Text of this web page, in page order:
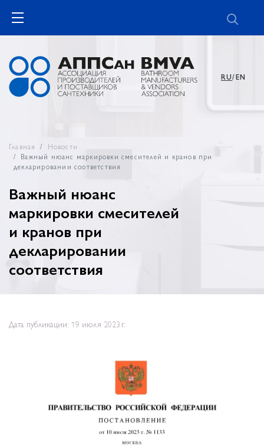
RU/EN
Главная
Новости
Важный нюанс маркировки смесителей и кранов при
декларировании соответствия
Важный нюанс
маркировки смесителей
и кранов при
декларировании
соответствия
Дата публикации: 19 июля 2023 г.